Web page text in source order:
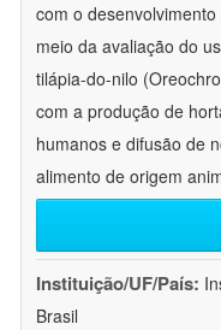
com o
meio da avaliação do
tilápia-do-nilo
com a produção de
humanos e difusão de
alimento de origem
Instituição/UF/País:
Brasil